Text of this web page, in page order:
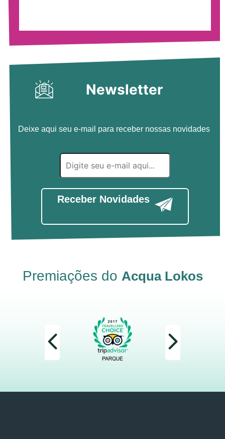
Newsletter
Deixe aqui seu e-mail para receber nossas novidades
Receber Novidades
Premiações do Acqua Lokos